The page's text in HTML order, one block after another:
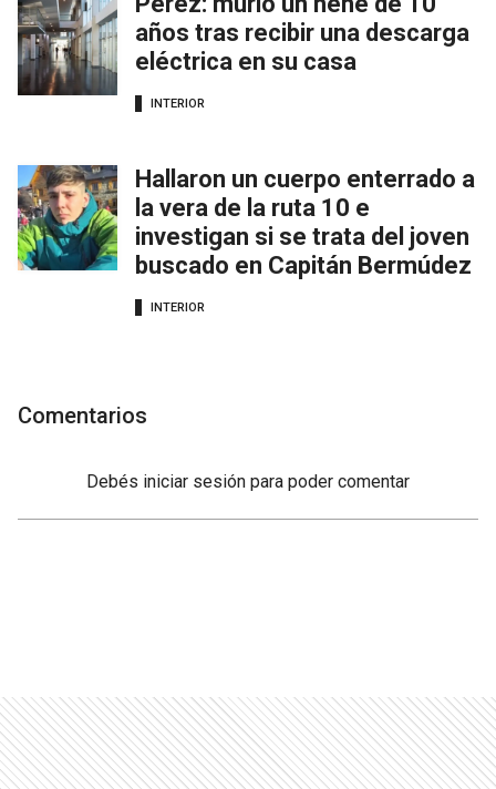
años tras recibir una descarga
eléctrica en su casa
INTERIOR
Hallaron un cuerpo enterrado a
la vera de la ruta 10 e
investigan si se trata del joven
buscado en Capitán Bermúdez
INTERIOR
Comentarios
Debés iniciar sesión para poder comentar